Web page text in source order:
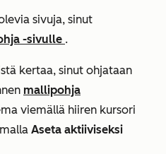
sivuja, sinut
-sivulle .
kertaa, sinut ohjataan
mallipohja
viemällä hiiren kursori
Aseta aktiiviseksi